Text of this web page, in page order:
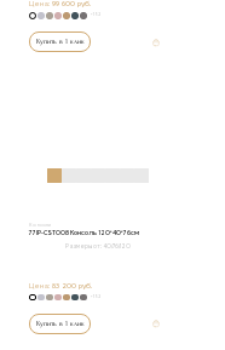
Цена:99 600 руб.
+152
Купить в 1 клик
Консоли
77IP-CST008 Консоль 120*40*76см
Размеры от: 40/76/120
Цена:83 200 руб.
+152
Купить в 1 клик